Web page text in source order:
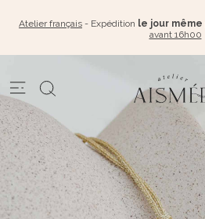
Atelier français - Expédition le jour même
avant 16h00